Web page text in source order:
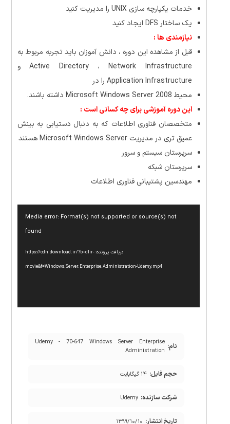
خدمات یکپارچه سازی UNIX را مدیریت کنید
یک ساختار DFS ایجاد کنید
نیازمندی ها :
قبل از مشاهده این دوره ، دانش آموزان باید تجربه مربوط به
Active Directory ، Network Infrastructure و
Application Infrastructure را در
محیط Microsoft Windows Server 2008 داشته باشند.
این دوره آموزشی برای چه کسانی است :
متخصصان فناوری اطلاعات که به دنبال دستیابی به بینش
عمیق تری در مدیریت Microsoft Windows Server هستند
سرپرستان سیستم و سرور
سرپرستان شبکه
مهندسین پشتیبانی فناوری اطلاعات
Media error: Format(s) not supported or source(s) not
found
دریافت پرونده: https://cdn.download.ir/?b=dlir-
movie&f=Windows.Server.Enterprise.Administration-Udemy.mp4
نام: Udemy - 70-647 Windows Server Enterprise
Administration
حجم فایل: ۱۴ گیگابایت
شرکت سازنده: Udemy
تاریخ انتشار: ۱۳۹۹/۱۰/۱۰